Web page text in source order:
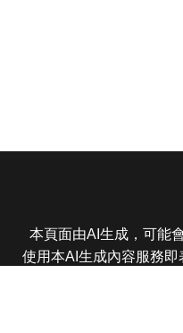
本頁面由AI生成，可能
使用本AI生成內容服務